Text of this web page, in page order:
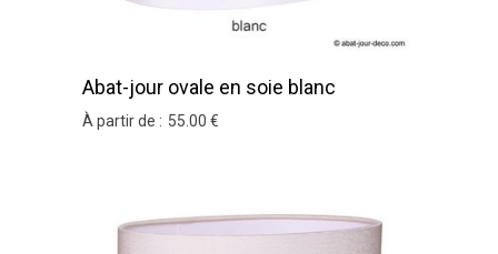
Abat-jour ovale en soie blanc
À partir de : 55 .00 €